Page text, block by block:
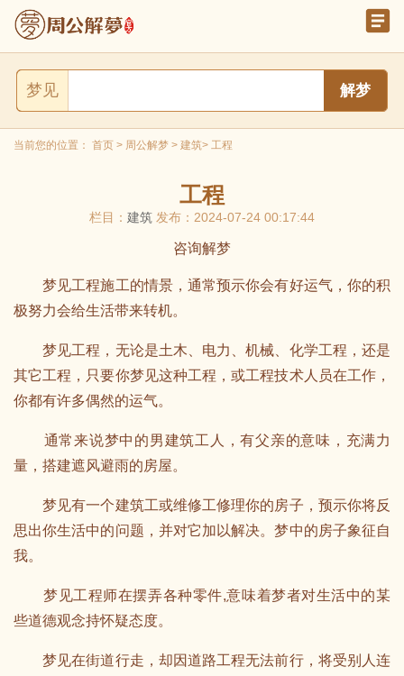
梦见
当前您的位置： 首页 > 周公解梦 > 建筑> 工程
工程
栏目： 建筑 发布：2024-07-24 00:17:44
咨询解梦
梦见工程施工的情景，通常预示你会有好运气，你的积
极努力会给生活带来转机。
梦见工程，无论是土木、电力、机械、化学工程，还是
其它工程，只要你梦见这种工程，或工程技术人员在工作，
你都有许多偶然的运气。
通常来说梦中的男建筑工人，有父亲的意味，充满力
量，搭建遮风避雨的房屋。
梦见有一个建筑工或维修工修理你的房子，预示你将反
思出你生活中的问题，并对它加以解决。梦中的房子象征自
我。
梦见工程师在摆弄各种零件,意味着梦者对生活中的某
些道德观念持怀疑态度。
梦见在街道行走，却因道路工程无法前行，将受别人连